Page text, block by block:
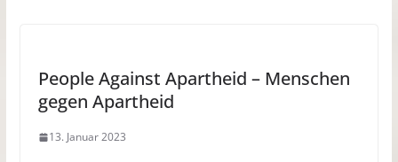
People Against Apartheid – Menschen
gegen Apartheid
13. Januar 2023